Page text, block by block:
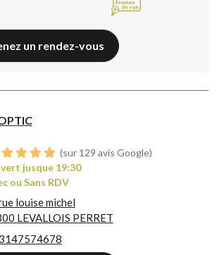
un rendez-vous
(sur 129 avis Google)
jusque 19:30
ou Sans RDV
louise michel
LEVALLOIS PERRET